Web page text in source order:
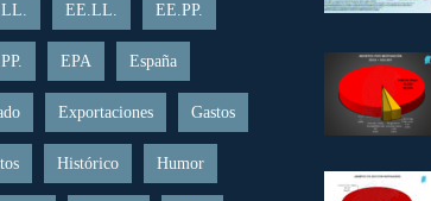
EE.LL. EE.PP.
EPA España
Exportaciones Gastos
Histórico Humor